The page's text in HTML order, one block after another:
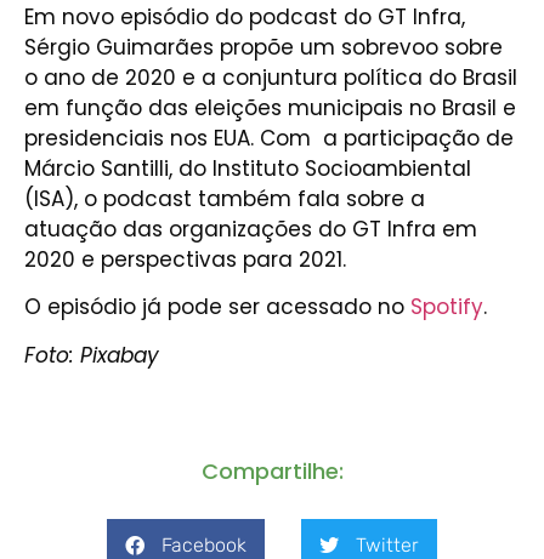
Em novo episódio do podcast do GT Infra,
Sérgio Guimarães propõe um sobrevoo sobre
o ano de 2020 e a conjuntura política do Brasil
em função das eleições municipais no Brasil e
presidenciais nos EUA. Com a participação de
Márcio Santilli, do Instituto Socioambiental
(ISA), o podcast também fala sobre a
atuação das organizações do GT Infra em
2020 e perspectivas para 2021.
O episódio já pode ser acessado no Spotify.
Foto: Pixabay
Compartilhe:
Facebook Twitter